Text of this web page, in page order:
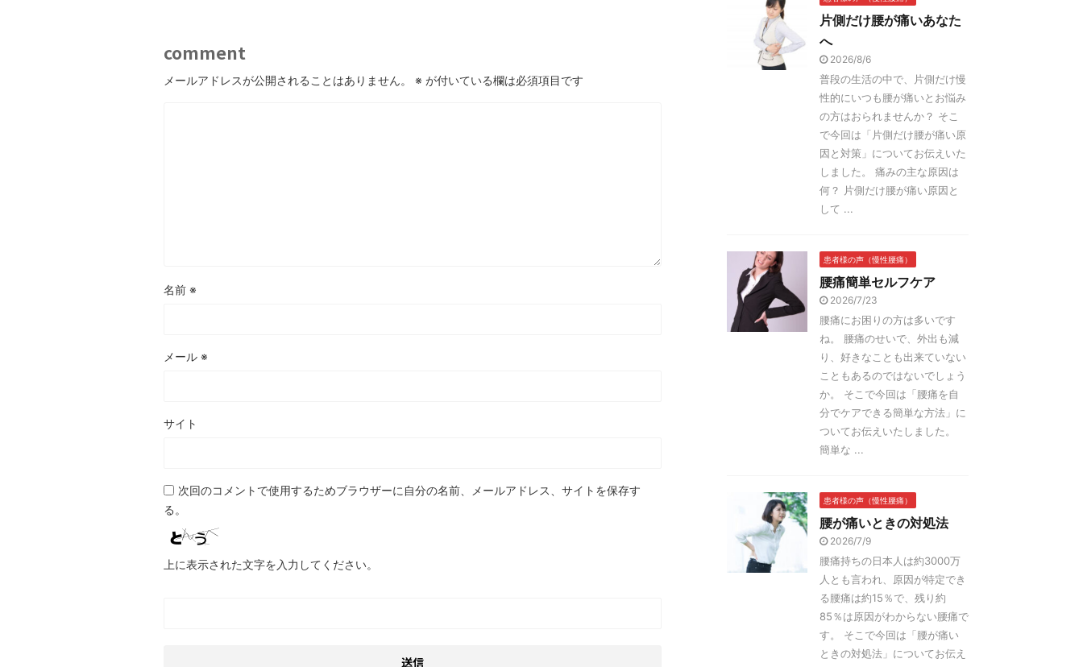
comment
メールアドレスが公開されることはありません。 ※ が付いている欄は必須項目です
名前 ※
メール ※
サイト
次回のコメントで使用するためブラウザーに自分の名前、メールアドレス、サイトを保存す
る。
上に表示された文字を入力してください。
片側だけ腰が痛いあなた
へ
2026/8/6
普段の生活の中で、片側だけ慢
性的にいつも腰が痛いとお悩み
の方はおられませんか？ そこ
で今回は「片側だけ腰が痛い原
因と対策」についてお伝えいた
しました。 痛みの主な原因は
何？ 片側だけ腰が痛い原因と
して ...
患者様の声（慢性腰痛）
腰痛簡単セルフケア
2026/7/23
腰痛にお困りの方は多いです
ね。 腰痛のせいで、外出も減
り、好きなことも出来ていない
こともあるのではないでしょう
か。 そこで今回は「腰痛を自
分でケアできる簡単な方法」に
ついてお伝えいたしました。
簡単な ...
患者様の声（慢性腰痛）
腰が痛いときの対処法
2026/7/9
腰痛持ちの日本人は約3000万
人とも言われ、原因が特定でき
る腰痛は約15％で、残り約
85％は原因がわからない腰痛で
す。 そこで今回は「腰が痛い
ときの対処法」についてお伝え